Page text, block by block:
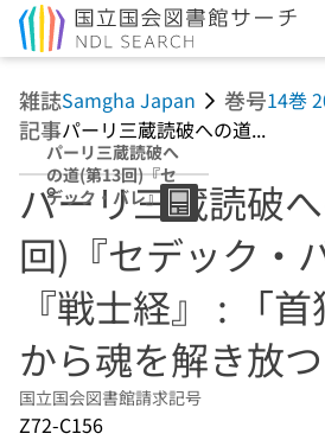
雑誌Samgha Japan 巻号14巻
記事パーリ三蔵読破への道...
パーリ三蔵読破へ
の道(第13回)『セ
デック・バレ』と
『戦士経』 : 「首
狩り宗教」から魂
を解き放つ
パーリ三蔵読破
回)『セデック・
『戦士経』 : 「首
から魂を解き放つ
国立国会図書館請求記号
Z72-C156